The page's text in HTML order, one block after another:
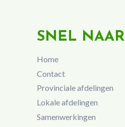
SNEL NAAR
Home
Contact
Provinciale afdelingen
Lokale afdelingen
Samenwerkingen